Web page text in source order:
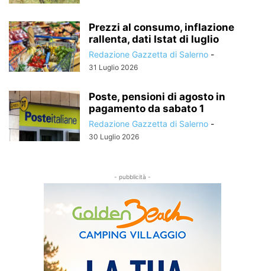
Prezzi al consumo, inflazione
rallenta, dati Istat di luglio
Redazione Gazzetta di Salerno -
31 Luglio 2026
Poste, pensioni di agosto in
pagamento da sabato 1
Redazione Gazzetta di Salerno -
30 Luglio 2026
- pubblicità -